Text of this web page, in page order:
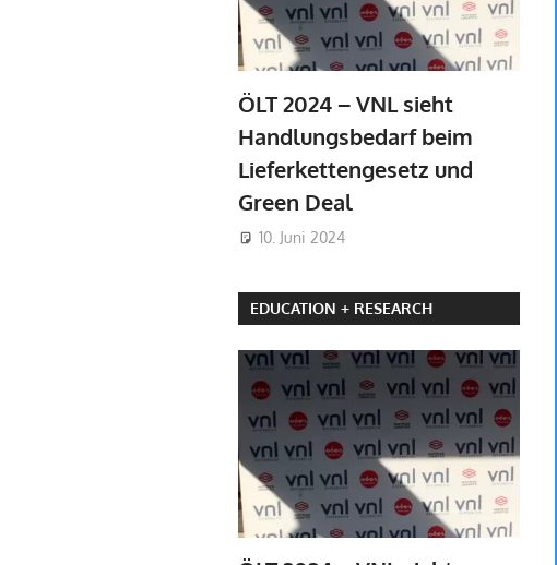
ÖLT 2024 – VNL sieht
Handlungsbedarf beim
Lieferkettengesetz und
Green Deal
10. Juni 2024
EDUCATION + RESEARCH